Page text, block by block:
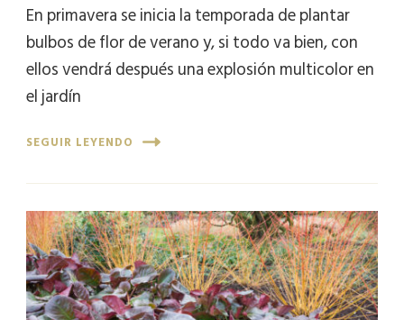
En primavera se inicia la temporada de plantar
bulbos de flor de verano y, si todo va bien, con
ellos vendrá después una explosión multicolor en
el jardín
SEGUIR LEYENDO